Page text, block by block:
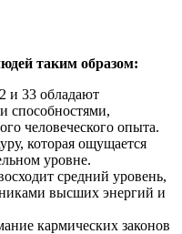
таким образом:
и 33 обладают
человеческого опыта.
которая ощущается
уровне.
средний уровень,
высших энергий и
кармических законов